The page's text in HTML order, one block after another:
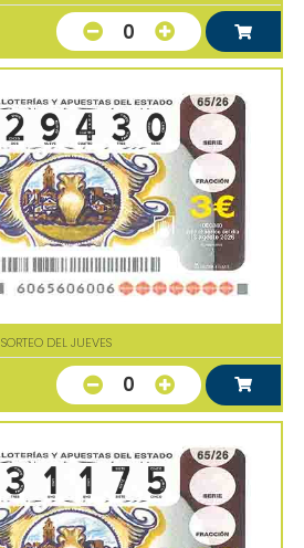
0
SORTEO DEL JUEVES
0